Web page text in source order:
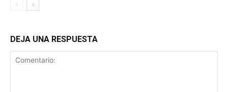
DEJA UNA RESPUESTA